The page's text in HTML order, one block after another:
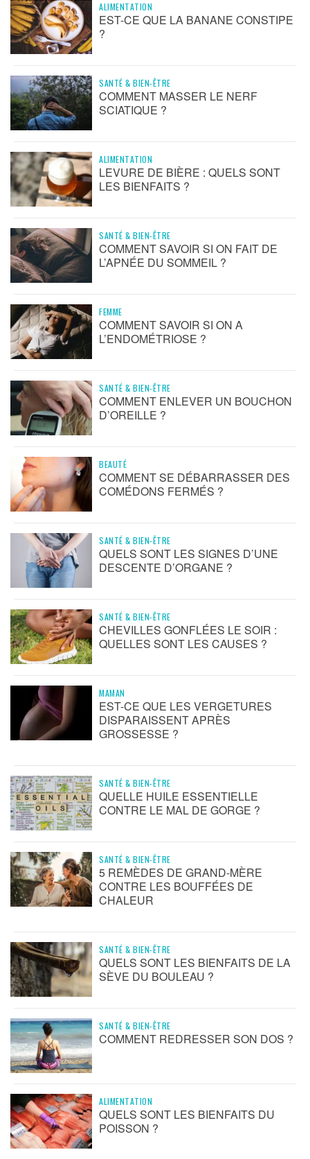
ALIMENTATION
EST-CE QUE LA BANANE CONSTIPE
?
SANTÉ & BIEN-ÊTRE
COMMENT MASSER LE NERF
SCIATIQUE ?
ALIMENTATION
LEVURE DE BIÈRE : QUELS SONT
LES BIENFAITS ?
SANTÉ & BIEN-ÊTRE
COMMENT SAVOIR SI ON FAIT DE
L’APNÉE DU SOMMEIL ?
FEMME
COMMENT SAVOIR SI ON A
L’ENDOMÉTRIOSE ?
SANTÉ & BIEN-ÊTRE
COMMENT ENLEVER UN BOUCHON
D’OREILLE ?
BEAUTÉ
COMMENT SE DÉBARRASSER DES
COMÉDONS FERMÉS ?
SANTÉ & BIEN-ÊTRE
QUELS SONT LES SIGNES D’UNE
DESCENTE D’ORGANE ?
SANTÉ & BIEN-ÊTRE
CHEVILLES GONFLÉES LE SOIR :
QUELLES SONT LES CAUSES ?
MAMAN
EST-CE QUE LES VERGETURES
DISPARAISSENT APRÈS
GROSSESSE ?
SANTÉ & BIEN-ÊTRE
QUELLE HUILE ESSENTIELLE
CONTRE LE MAL DE GORGE ?
SANTÉ & BIEN-ÊTRE
5 REMÈDES DE GRAND-MÈRE
CONTRE LES BOUFFÉES DE
CHALEUR
SANTÉ & BIEN-ÊTRE
QUELS SONT LES BIENFAITS DE LA
SÈVE DU BOULEAU ?
SANTÉ & BIEN-ÊTRE
COMMENT REDRESSER SON DOS ?
ALIMENTATION
QUELS SONT LES BIENFAITS DU
POISSON ?